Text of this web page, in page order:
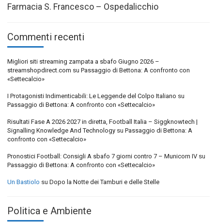
Farmacia S. Francesco – Ospedalicchio
Commenti recenti
Migliori siti streaming zampata a sbafo Giugno 2026 –
streamshopdirect.com su Passaggio di Bettona: A confronto con
«Settecalcio»
I Protagonisti Indimenticabili: Le Leggende del Colpo Italiano su
Passaggio di Bettona: A confronto con «Settecalcio»
Risultati Fase A 2026 2027 in diretta, Football Italia – Siggknowtech |
Signalling Knowledge And Technology su Passaggio di Bettona: A
confronto con «Settecalcio»
Pronostici Football: Consigli A sbafo 7 giorni contro 7 – Municorn IV su
Passaggio di Bettona: A confronto con «Settecalcio»
Un Bastiolo su Dopo la Notte dei Tamburi e delle Stelle
Politica e Ambiente